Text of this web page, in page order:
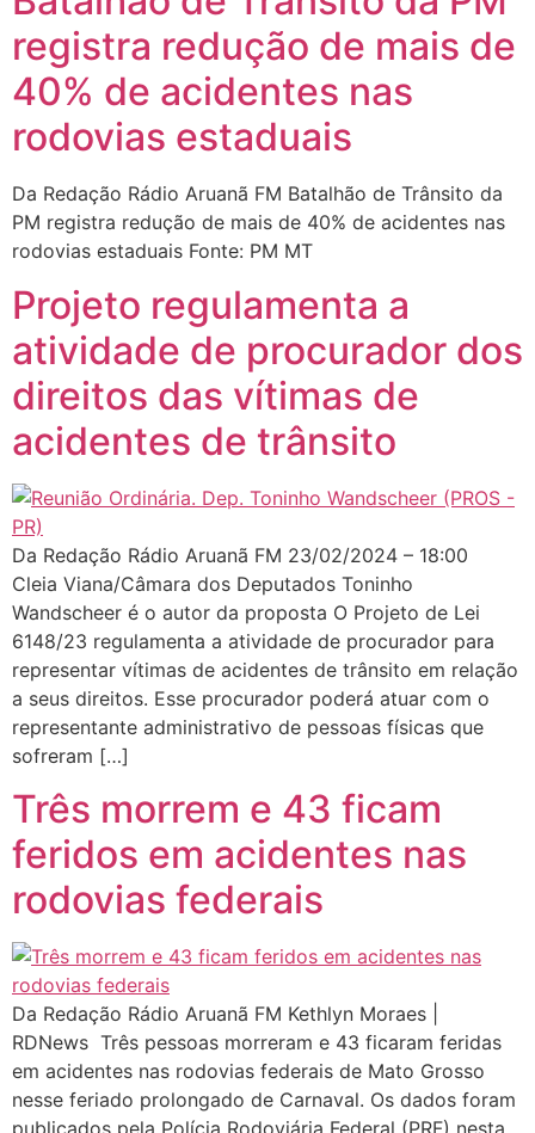
registra redução de mais de
40% de acidentes nas
rodovias estaduais
Da Redação Rádio Aruanã FM Batalhão de Trânsito da
PM registra redução de mais de 40% de acidentes nas
rodovias estaduais Fonte: PM MT
Projeto regulamenta a
atividade de procurador dos
direitos das vítimas de
acidentes de trânsito
Da Redação Rádio Aruanã FM 23/02/2024 – 18:00
Cleia Viana/Câmara dos Deputados Toninho
Wandscheer é o autor da proposta O Projeto de Lei
6148/23 regulamenta a atividade de procurador para
representar vítimas de acidentes de trânsito em relação
a seus direitos. Esse procurador poderá atuar com o
representante administrativo de pessoas físicas que
sofreram […]
Três morrem e 43 ficam
feridos em acidentes nas
rodovias federais
Da Redação Rádio Aruanã FM Kethlyn Moraes |
RDNews Três pessoas morreram e 43 ficaram feridas
em acidentes nas rodovias federais de Mato Grosso
nesse feriado prolongado de Carnaval. Os dados foram